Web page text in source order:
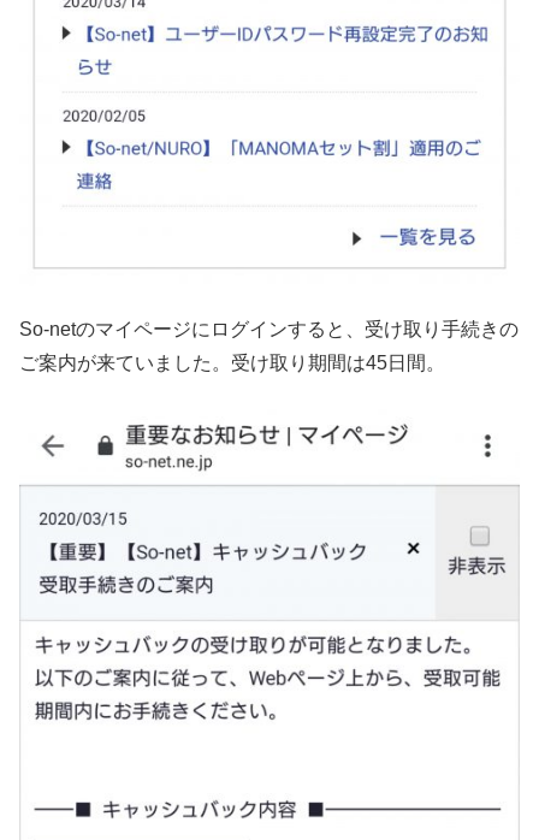
So-netのマイページにログインすると、受け取り手続きの
ご案内が来ていました。受け取り期間は45日間。